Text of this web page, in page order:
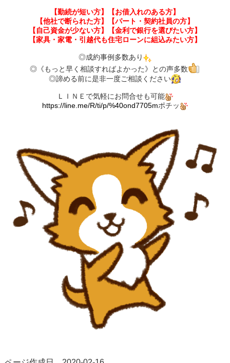
【勤続が短い方】【お借入れのある方】
【他社で断られた方】【パート・契約社員の方】
【自己資金が少ない方】【金利で銀行を選びたい方】
【家具・家電・引越代も住宅ローンに組込みたい方】
◎成約事例多数あり
◎《もっと早く相談すればよかった》との声多数
◎諦める前に是非一度ご相談ください
ＬＩＮＥで気軽にお問合せも可能
https://line.me/R/ti/p/%40ond7705mポチッ